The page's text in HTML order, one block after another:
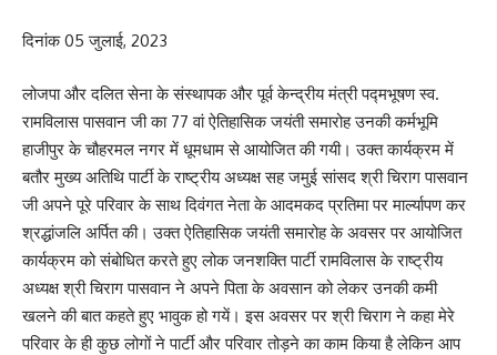
दिनांक 05 जुलाई, 2023
लोजपा और दलित सेना के संस्थापक और पूर्व केन्द्रीय मंत्री पद्मभूषण स्व.
रामविलास पासवान जी का 77 वां ऐतिहासिक जयंती समारोह उनकी कर्मभूमि
हाजीपुर के चौहरमल नगर में धूमधाम से आयोजित की गयी। उक्त कार्यक्रम में
बतौर मुख्य अतिथि पार्टी के राष्ट्रीय अध्यक्ष सह जमुई सांसद श्री चिराग पासवान
जी अपने पूरे परिवार के साथ दिवंगत नेता के आदमकद प्रतिमा पर मार्ल्यापण कर
श्रद्धांजलि अर्पित की। उक्त ऐतिहासिक जयंती समारोह के अवसर पर आयोजित
कार्यक्रम को संबोधित करते हुए लोक जनशक्ति पार्टी रामविलास के राष्ट्रीय
अध्यक्ष श्री चिराग पासवान ने अपने पिता के अवसान को लेकर उनकी कमी
खलने की बात कहते हुए भावुक हो गयें। इस अवसर पर श्री चिराग ने कहा मेरे
परिवार के ही कुछ लोगों ने पार्टी और परिवार तोड़ने का काम किया है लेकिन आप